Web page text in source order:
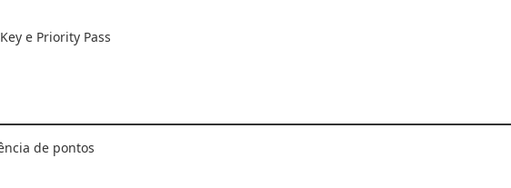
e Priority Pass
de pontos